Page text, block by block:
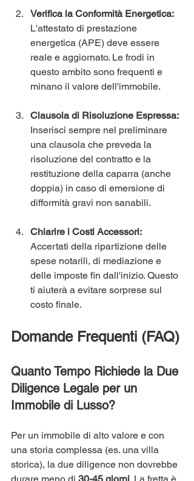
Verifica la Conformità Energetica:
L'attestato di prestazione
energetica (APE) deve essere
reale e aggiornato. Le frodi in
questo ambito sono frequenti e
minano il valore dell'immobile.
Clausola di Risoluzione Espressa:
Inserisci sempre nel preliminare
una clausola che preveda la
risoluzione del contratto e la
restituzione della caparra (anche
doppia) in caso di emersione di
difformità gravi non sanabili.
Chiarire i Costi Accessori:
Accertati della ripartizione delle
spese notarili, di mediazione e
delle imposte fin dall'inizio. Questo
ti aiuterà a evitare sorprese sul
costo finale.
Domande Frequenti (FAQ)
Quanto Tempo Richiede la Due
Diligence Legale per un
Immobile di Lusso?
Per un immobile di alto valore e con
una storia complessa (es. una villa
storica), la due diligence non dovrebbe
durare meno di 30-45 giorni . La fretta è